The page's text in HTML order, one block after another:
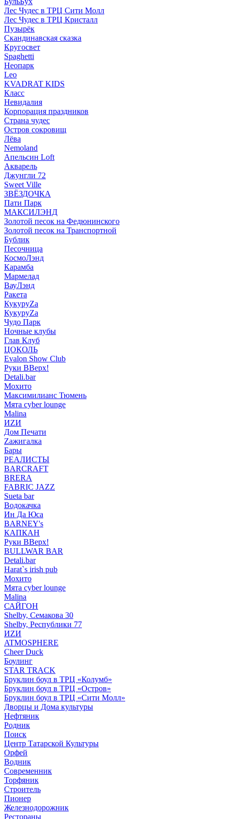
Лес Чудес в ТРЦ Сити Молл
Лес Чудес в ТРЦ Кристалл
Пузырëк
Скандинавская сказка
Кругосвет
Spaghetti
Неопарк
Leo
KVADRAT KIDS
Класс
Невидалия
Корпорация праздников
Страна чудес
Остров сокровищ
Лёва
Nemoland
Апельсин Loft
Акварель
Джунгли 72
Sweet Ville
ЗВЁЗДОЧКА
Пати Парк
МАКСИЛЭНД
Золотой песок на Федюнинского
Золотой песок на Транспортной
Бублик
Песочница
КосмоЛэнд
Карамба
Мармелад
ВауЛэнд
Ракета
КукуруZа
КукуруZа
Чудо Парк
Ночные клубы
Глав Клуб
ЦОКОЛЬ
Evalon Show Club
Руки ВВерх!
Detali.bar
Мохито
Максимилианс Тюмень
Мята cyber lounge
Malina
ИZИ
Дом Печати
Zажигалка
Бары
РЕАЛИСТЫ
BARCRAFT
BRERA
FABRIC JAZZ
Sueta bar
Водокачка
Ин Да Юса
BARNEY's
КАПКАН
Руки ВВерх!
BULLWAR BAR
Detali.bar
Harat`s irish pub
Мохито
Мята cyber lounge
Malina
САЙГОН
Shelby, Семакова 30
Shelby, Республики 77
ИZИ
ATMOSPHERE
Cheer Duck
Боулинг
STAR TRACK
Бруклин боул в ТРЦ «Колумб»
Бруклин боул в ТРЦ «Остров»
Бруклин боул в ТРЦ «Сити Молл»
Дворцы и Дома культуры
Нефтяник
Родник
Поиск
Центр Татарской Культуры
Орфей
Водник
Современник
Торфяник
Строитель
Пионер
Железнодорожник
Рестораны